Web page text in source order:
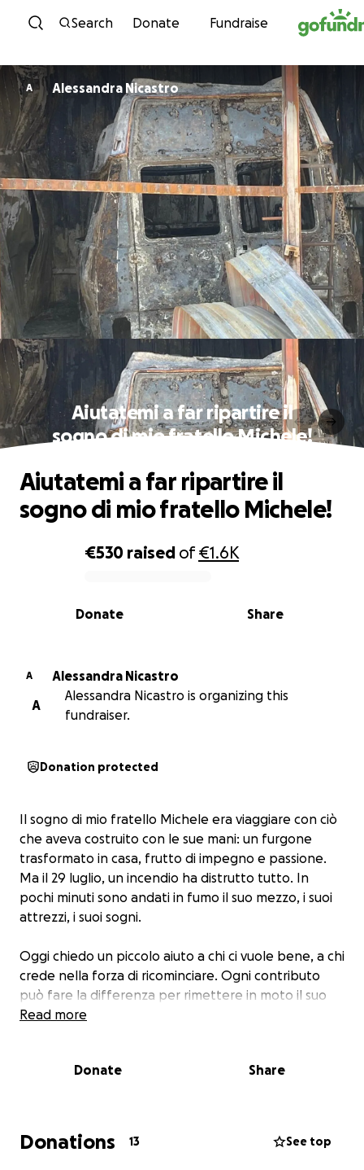
Skip to content
Search Donate Fundraise
A Alessandra Nicastro
Aiutatemi a far ripartire il
sogno di mio fratello Michele!
0% complete
€530 raised of€1.6K
Share
Donate
Aiutatemi a far ripartire il
sogno di mio fratello Michele!
A
Alessandra Nicastro
A
Alessandra Nicastro is organizing this
fundraiser.
Donation protected
Il sogno di mio fratello Michele era viaggiare con ciò
che aveva costruito con le sue mani: un furgone
trasformato in casa, frutto di impegno e passione.
Ma il 29 luglio, un incendio ha distrutto tutto. In
pochi minuti sono andati in fumo il suo mezzo, i suoi
attrezzi, i suoi sogni.
Oggi chiedo un piccolo aiuto a chi ci vuole bene, a chi
crede nella forza di ricominciare. Ogni contributo
può fare la differenza per rimettere in moto il suo
progetto.
Read more
Donate Share
Donations 13 See top